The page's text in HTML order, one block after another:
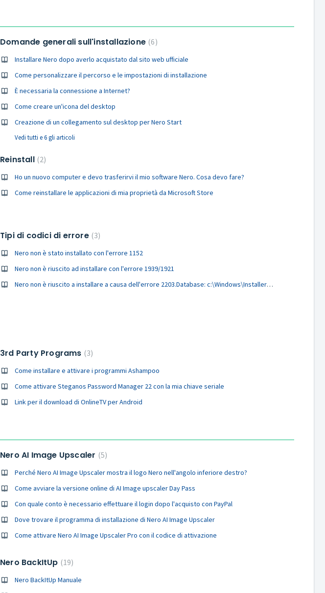
Domande generali sull'installazione 6
Installare Nero dopo averlo acquistato dal sito web ufficiale
Come personalizzare il percorso e le impostazioni di installazione
È necessaria la connessione a Internet?
Come creare un'icona del desktop
Creazione di un collegamento sul desktop per Nero Start
Vedi tutti e 6 gli articoli
Reinstall 2
Ho un nuovo computer e devo trasferirvi il mio software Nero. Cosa devo fare?
Come reinstallare le applicazioni di mia proprietà da Microsoft Store
Tipi di codici di errore 3
Nero non è stato installato con l'errore 1152
Nero non è riuscito ad installare con l'errore 1939/1921
Nero non è riuscito a installare a causa dell'errore 2203.Database: c:\Windows\Installer\*****.ipi. non può aprire il file di database. Errore di sistema -214728287035
3rd Party Programs 3
Come installare e attivare i programmi Ashampoo
Come attivare Steganos Password Manager 22 con la mia chiave seriale
Link per il download di OnlineTV per Android
Nero AI Image Upscaler 5
Perché Nero AI Image Upscaler mostra il logo Nero nell'angolo inferiore destro?
Come avviare la versione online di AI Image upscaler Day Pass
Con quale conto è necessario effettuare il login dopo l'acquisto con PayPal
Dove trovare il programma di installazione di Nero AI Image Upscaler
Come attivare Nero AI Image Upscaler Pro con il codice di attivazione
Nero BackItUp 19
Nero BackItUp Manuale